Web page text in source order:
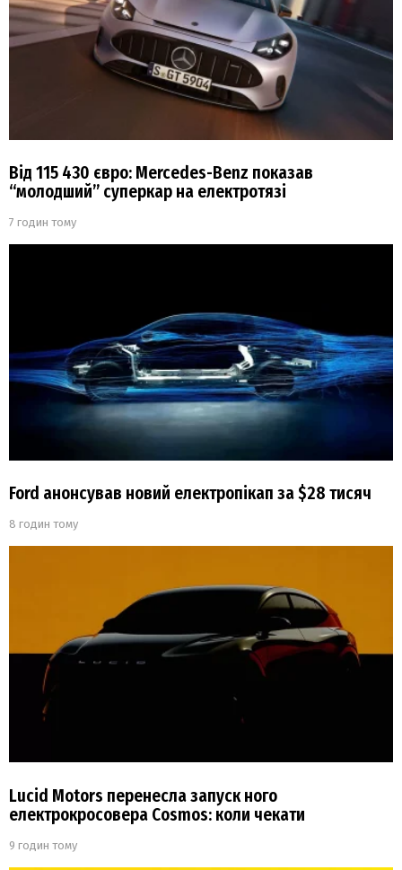
Від 115 430 євро: Mercedes-Benz показав
“молодший” суперкар на електротязі
7 годин тому
Ford анонсував новий електропікап за $28 тисяч
8 годин тому
Lucid Motors перенесла запуск ного
електрокросовера Cosmos: коли чекати
9 годин тому